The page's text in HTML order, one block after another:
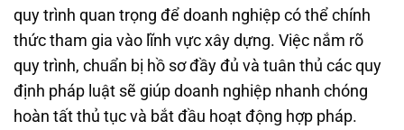
quy trình quan trọng để doanh nghiệp có thể chính
thức tham gia vào lĩnh vực xây dựng. Việc nắm rõ
quy trình, chuẩn bị hồ sơ đầy đủ và tuân thủ các quy
định pháp luật sẽ giúp doanh nghiệp nhanh chóng
hoàn tất thủ tục và bắt đầu hoạt động hợp pháp.